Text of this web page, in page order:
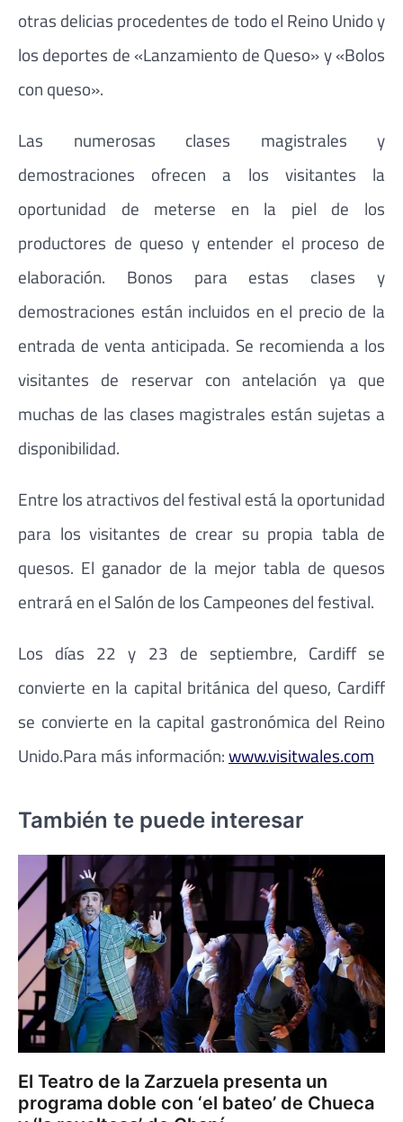
otras delicias procedentes de todo el Reino Unido y
los deportes de «Lanzamiento de Queso» y «Bolos
con queso».
Las numerosas clases magistrales y
demostraciones ofrecen a los visitantes la
oportunidad de meterse en la piel de los
productores de queso y entender el proceso de
elaboración. Bonos para estas clases y
demostraciones están incluidos en el precio de la
entrada de venta anticipada. Se recomienda a los
visitantes de reservar con antelación ya que
muchas de las clases magistrales están sujetas a
disponibilidad.
Entre los atractivos del festival está la oportunidad
para los visitantes de crear su propia tabla de
quesos. El ganador de la mejor tabla de quesos
entrará en el Salón de los Campeones del festival.
Los días 22 y 23 de septiembre, Cardiff se
convierte en la capital británica del queso, Cardiff
se convierte en la capital gastronómica del Reino
Unido.Para más información:www.visitwales.com
También te puede interesar
El Teatro de la Zarzuela presenta un
programa doble con ‘el bateo’ de Chueca